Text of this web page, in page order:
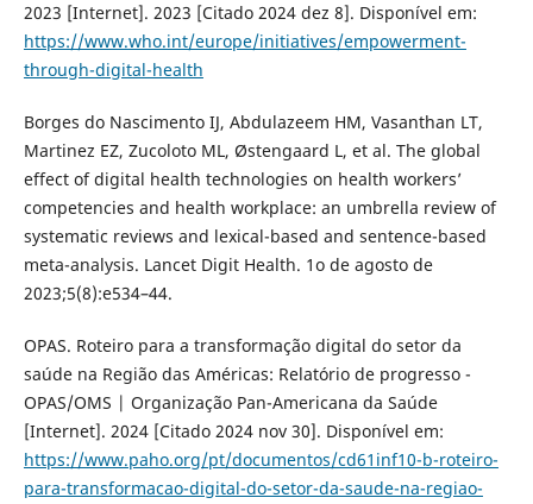
2023 [Internet]. 2023 [Citado 2024 dez 8]. Disponível em:
https://www.who.int/europe/initiatives/empowerment-
through-digital-health
Borges do Nascimento IJ, Abdulazeem HM, Vasanthan LT,
Martinez EZ, Zucoloto ML, Østengaard L, et al. The global
effect of digital health technologies on health workers’
competencies and health workplace: an umbrella review of
systematic reviews and lexical-based and sentence-based
meta-analysis. Lancet Digit Health. 1o de agosto de
2023;5(8):e534–44.
OPAS. Roteiro para a transformação digital do setor da
saúde na Região das Américas: Relatório de progresso -
OPAS/OMS | Organização Pan-Americana da Saúde
[Internet]. 2024 [Citado 2024 nov 30]. Disponível em:
https://www.paho.org/pt/documentos/cd61inf10-b-roteiro-
para-transformacao-digital-do-setor-da-saude-na-regiao-